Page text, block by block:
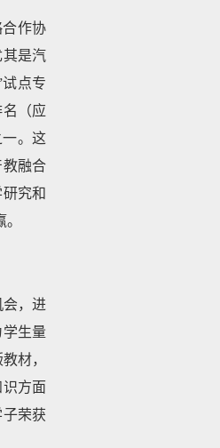
作协
是汽
点专
（应
。这
融合
究和
，进
生量
材，
方面
荣获